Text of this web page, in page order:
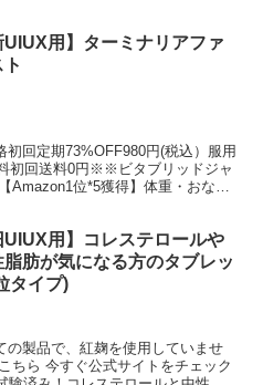
UIUX用】ターミナリアファ
回定期73%OFF980円(税込）服用
初回送料0円※※ビタブリッドジャ
Amazon1位*5獲得】体重・おなか
UIUX用】コレステロールや
脂肪が気になる方のタブレッ
タイプ)
製品で、紅麹を使用していませ
ちら 今すぐ公式サイトをチェック